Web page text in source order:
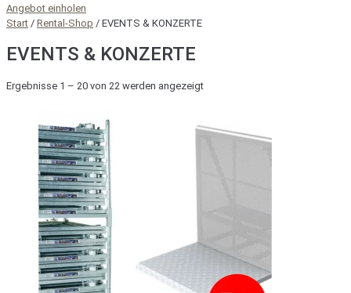
Angebot einholen
Start / Rental-Shop / EVENTS & KONZERTE
EVENTS & KONZERTE
Ergebnisse 1 – 20 von 22 werden angezeigtNach
aufsteigend